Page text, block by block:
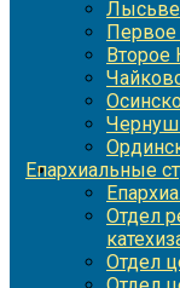
Первое
Второе
Епархиальные
Отдел
Отдел